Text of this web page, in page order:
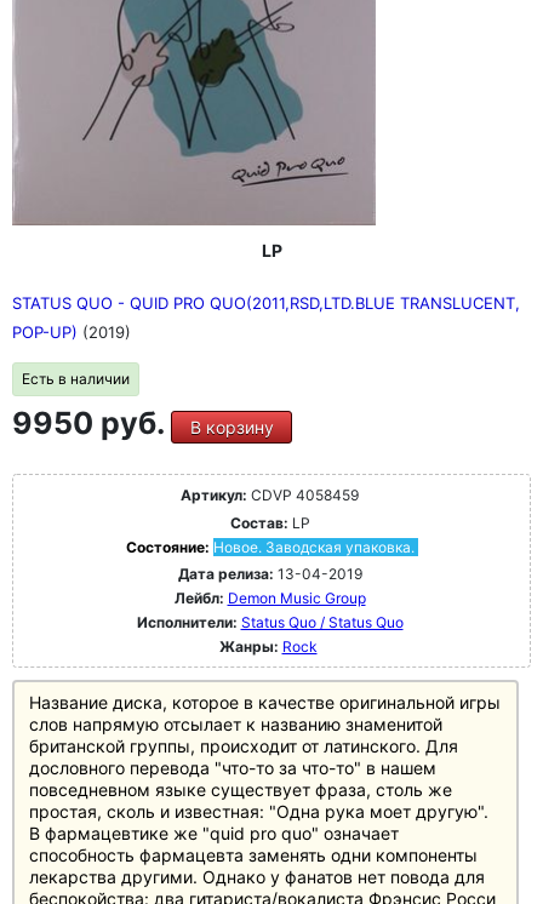
LP
STATUS QUO - QUID PRO QUO(2011,RSD,LTD.BLUE TRANSLUCENT,
POP-UP) (2019)
Есть в наличии
9950 руб. В корзину
Артикул: CDVP 4058459
Состав: LP
Состояние: Новое. Заводская упаковка.
Дата релиза: 13-04-2019
Лейбл: Demon Music Group
Исполнители: Status Quo / Status Quo
Жанры: Rock
Название диска, которое в качестве оригинальной игры
слов напрямую отсылает к названию знаменитой
британской группы, происходит от латинского. Для
дословного перевода "что-то за что-то" в нашем
повседневном языке существует фраза, столь же
простая, сколь и известная: "Одна рука моет другую".
В фармацевтике же "quid pro quo" означает
способность фармацевта заменять одни компоненты
лекарства другими. Однако у фанатов нет повода для
беспокойства: два гитариста/вокалиста Фрэнсис Росси